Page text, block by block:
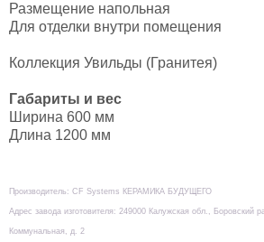
Размещение напольная
Для отделки внутри помещения
Коллекция Увильды (Гранитея)
Габариты и вес
Ширина 600 мм
Длина 1200 мм
Производитель: CF Systems КЕРАМИКА БУДУЩЕГО
Адрес завода изготовителя: 249000 Калужская обл., Боровский
Коммунальная, д. 2